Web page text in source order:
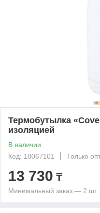
Термобутылка
изоляцией
В наличии
Код: 10067101
Только
13 730 ₸
Минимальный заказ — 2 шт.